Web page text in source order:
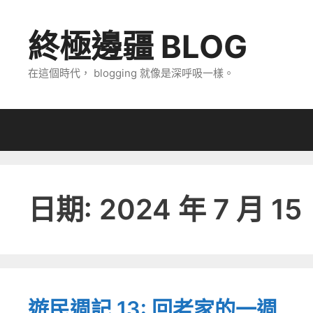
終極邊疆 BLOG
在這個時代， blogging 就像是深呼吸一樣。
日期: 2024 年 7 月 15